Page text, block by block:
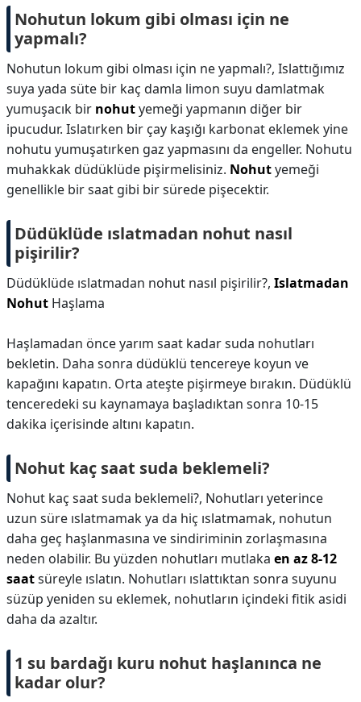
Nohutun lokum gibi olması için ne
yapmalı?
Nohutun lokum gibi olması için ne yapmalı?, Islattığımız
suya yada süte bir kaç damla limon suyu damlatmak
yumuşacık bir nohutyemeği yapmanın diğer bir
ipucudur. Islatırken bir çay kaşığı karbonat eklemek yine
nohutu yumuşatırken gaz yapmasını da engeller. Nohutu
muhakkak düdüklüde pişirmelisiniz. Nohutyemeği
genellikle bir saat gibi bir sürede pişecektir.
Düdüklüde ıslatmadan nohut nasıl
pişirilir?
Düdüklüde ıslatmadan nohut nasıl pişirilir?, Islatmadan
Nohut Haşlama
Haşlamadan önce yarım saat kadar suda nohutları
bekletin. Daha sonra düdüklü tencereye koyun ve
kapağını kapatın. Orta ateşte pişirmeye bırakın. Düdüklü
tenceredeki su kaynamaya başladıktan sonra 10-15
dakika içerisinde altını kapatın.
Nohut kaç saat suda beklemeli?
Nohut kaç saat suda beklemeli?, Nohutları yeterince
uzun süre ıslatmamak ya da hiç ıslatmamak, nohutun
daha geç haşlanmasına ve sindiriminin zorlaşmasına
neden olabilir. Bu yüzden nohutları mutlaka en az 8-12
saatsüreyle ıslatın. Nohutları ıslattıktan sonra suyunu
süzüp yeniden su eklemek, nohutların içindeki fitik asidi
daha da azaltır.
1 su bardağı kuru nohut haşlanınca ne
kadar olur?